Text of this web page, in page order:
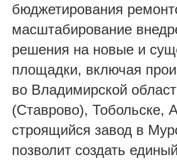
бюджетирования
масштабирование
решения на новые и
площадки, включая
во Владимирской
(Ставрово), Тобольске,
строящийся завод в
позволит создать